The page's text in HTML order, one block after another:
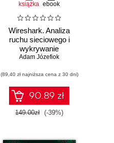
książka ebook
Wireshark. Analiza
ruchu sieciowego i
wykrywanie
włamań
Adam Józefiok
(89,40 zł najniższa cena z 30 dni)
90.89 zł
149.00zł (-39%)